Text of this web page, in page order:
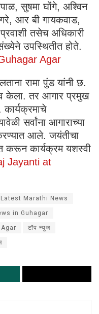
सुषमा घोंगे, अश्विन
आर बी गायकवाड,
तसेच अधिकारी
उपस्थितीत होते.
Agar
रामा पुंड यांनी छ.
केला. तर आगार प्रमुख
कार्यक्रमाचे
सर्वांना आगाराच्या
आले. जयंतीचा
करून कार्यक्रम यशस्वी
Jayanti at
Latest Marathi News
in Guhagar
टॉप न्युज